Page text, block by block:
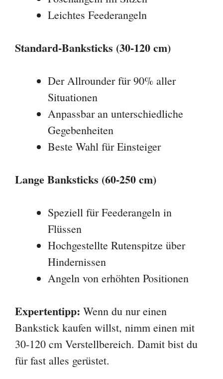
Gegebenheiten
Beste Wahl für Einsteiger
Lange Banksticks (60-250 cm)
Speziell für Feederangeln in
Flüssen
Hochgestellte Rutenspitze über
Hindernissen
Angeln von erhöhten Positionen
Expertentipp:
Wenn du nur einen
Bankstick kaufen willst, nimm einen mit
30-120 cm Verstellbereich. Damit bist du
für fast alles gerüstet.
Erdspeer: Spitz oder flach?
Spitze Erdspeere
✓ Für harten Boden (Lehm,
festgetretene Erde)
✓ Leichter einzustecken